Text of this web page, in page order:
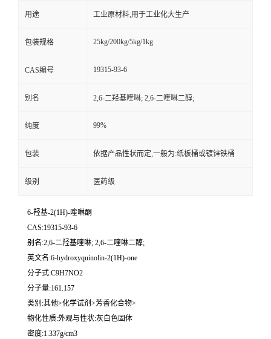
用途 工业原材料,用于工业化大生产
包装规格 25kg/200kg/5kg/1kg
CAS编号 19315-93-6
别名 2,6-二羟基喹啉; 2,6-二喹啉二醇;
纯度 99%
包装 依据产品性状而定,一般为:纸板桶或镀锌铁桶
级别 医药级
6-羟基-2(1H)-喹啉酮
CAS:19315-93-6
别名:2,6-二羟基喹啉; 2,6-二喹啉二醇;
英文名:6-hydroxyquinolin-2(1H)-one
分子式:C9H7NO2
分子量:161.157
类别:其他>化学试剂>芳香化合物>
物化性质:外观与性状:灰白色固体
密度:1.337g/cm3